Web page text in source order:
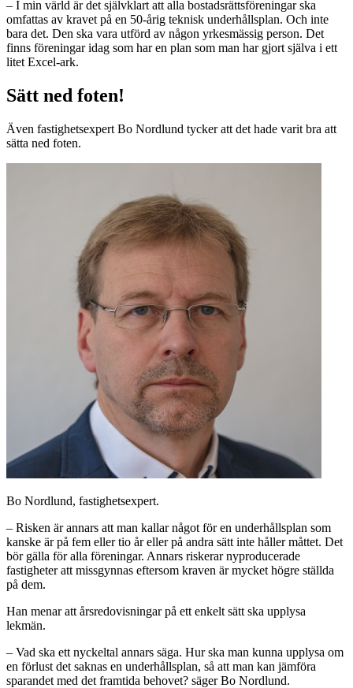
– I min värld är det självklart att alla bostadsrättsföreningar ska
omfattas av kravet på en 50-årig teknisk underhållsplan. Och inte
bara det. Den ska vara utförd av någon yrkesmässig person. Det
finns föreningar idag som har en plan som man har gjort själva i ett
litet Excel-ark.
Sätt ned foten!
Även fastighetsexpert Bo Nordlund tycker att det hade varit bra att
sätta ned foten.
Bo Nordlund, fastighetsexpert.
– Risken är annars att man kallar något för en underhållsplan som
kanske är på fem eller tio år eller på andra sätt inte håller måttet. Det
bör gälla för alla föreningar. Annars riskerar nyproducerade
fastigheter att missgynnas eftersom kraven är mycket högre ställda
på dem.
Han menar att årsredovisningar på ett enkelt sätt ska upplysa
lekmän.
– Vad ska ett nyckeltal annars säga. Hur ska man kunna upplysa om
en förlust det saknas en underhållsplan, så att man kan jämföra
sparandet med det framtida behovet? säger Bo Nordlund.